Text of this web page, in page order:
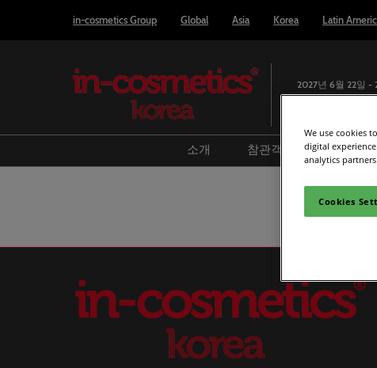
문
로
가
in-cosmetics Group Global Asia Korea Latin
2027년 6월 22일 -
소개 참관객
미디어 및 언론
Book accommodation
Covalo x in-cosmetics
참가업체
전시
We use cookies
digital
analytics partners.
Cookies